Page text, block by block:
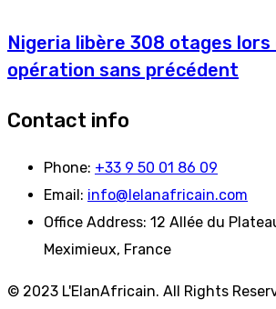
Nigeria libère 308 otages lors
opération sans précédent
Contact info
Phone: +33 9 50 01 86 09
Email: info@lelanafricain.com
Office Address: 12 Allée du
Meximieux, France
© 2023 L'ElanAfricain. All Rights